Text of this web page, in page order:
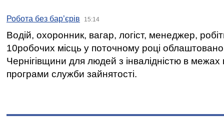
Робота без бар’єрів 15:14
Водій, охоронник, вагар, логіст, менеджер,
10робочих місць у поточному році
Чернігівщини для людей з інвалідністю в межах
програми служби зайнятості.